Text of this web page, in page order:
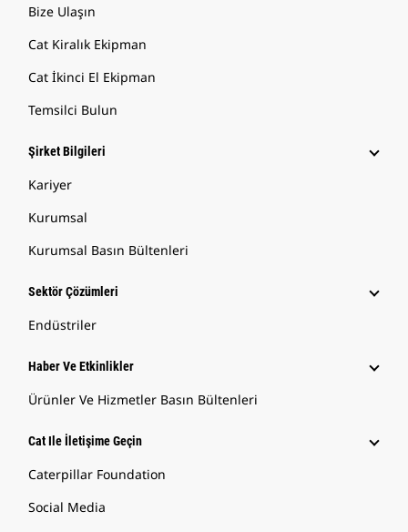
Bize Ulaşın
Cat Kiralık Ekipman
Cat İkinci El Ekipman
Temsilci Bulun
Şirket Bilgileri
Kariyer
Kurumsal
Kurumsal Basın Bültenleri
Sektör Çözümleri
Endüstriler
Haber Ve Etkinlikler
Ürünler Ve Hizmetler Basın Bültenleri
Cat Ile İletişime Geçin
Caterpillar Foundation
Social Media